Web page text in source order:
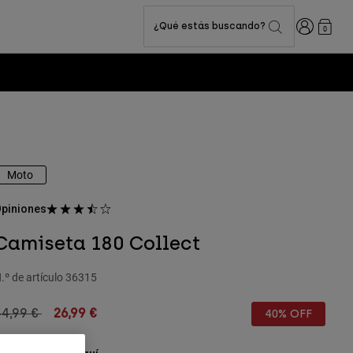
¿Qué estás buscando? Iniciar0
Moto
180 Collect
de artículo 36315
reduced from
€to26,99 € 40% OFF